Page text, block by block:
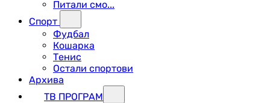
Питали смо...
Спорт
Фудбал
Кошарка
Тенис
Остали спортови
Архива
ТВ ПРОГРАМ